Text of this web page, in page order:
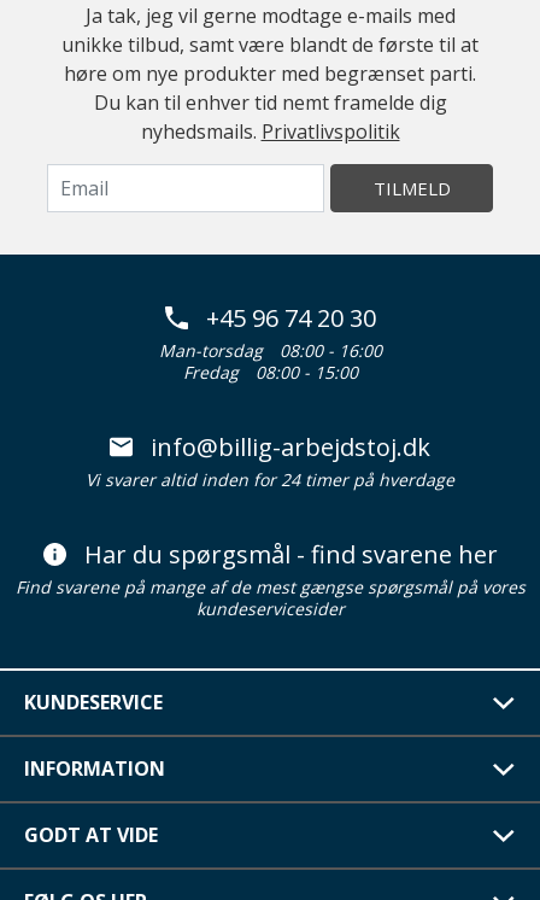
Ja tak, jeg vil gerne modtage e-mails med
unikke tilbud, samt være blandt de første til at
høre om nye produkter med begrænset parti.
Du kan til enhver tid nemt framelde dig
nyhedsmails. Privatlivspolitik
TILMELD
+45 96 74 20 30
Man-torsdag
08:00 - 16:00
Fredag
08:00 - 15:00
info@billig-arbejdstoj.dk
Vi svarer altid inden for 24 timer på hverdage
Har du spørgsmål - find svarene her
Find svarene på mange af de mest gængse spørgsmål på vores
kundeservicesider
KUNDESERVICE
INFORMATION
GODT AT VIDE